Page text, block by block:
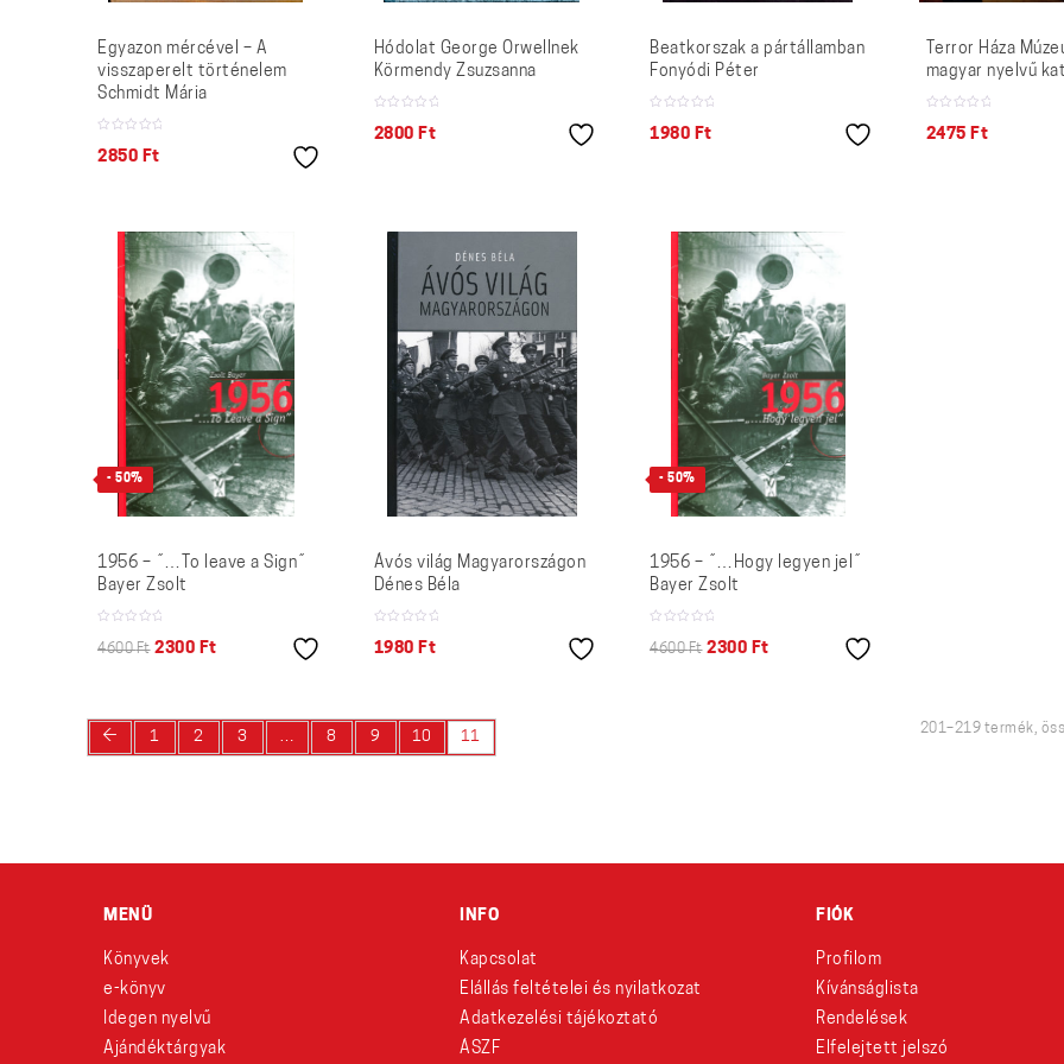
Egyazon mércével – A
visszaperelt történelem
Schmidt Mária
2850 Ft
Hódolat George Orwellnek
Körmendy Zsuzsanna
2800 Ft
Beatkorszak a pártállamban
Fonyódi Péter
1980 Ft
Terror Háza
magyar nyelvű
2475 Ft
- 50%
1956 – ˝…To leave a Sign˝
Bayer Zsolt
4600Ft 2300 Ft
Ávós világ Magyarországon
Dénes Béla
1980 Ft
- 50%
1956 – ˝…Hogy legyen jel˝
Bayer Zsolt
4600Ft 2300 Ft
← 1 2 3 … 8 9 10 11 201–219 termék,
MENÜ
Könyvek
e-könyv
Idegen nyelvű
Ajándéktárgyak
INFO
Kapcsolat
Elállás feltételei és nyilatkozat
Adatkezelési tájékoztató
ÁSZF
FIÓK
Profilom
Kívánságlista
Rendelések
Elfelejtett jelszó